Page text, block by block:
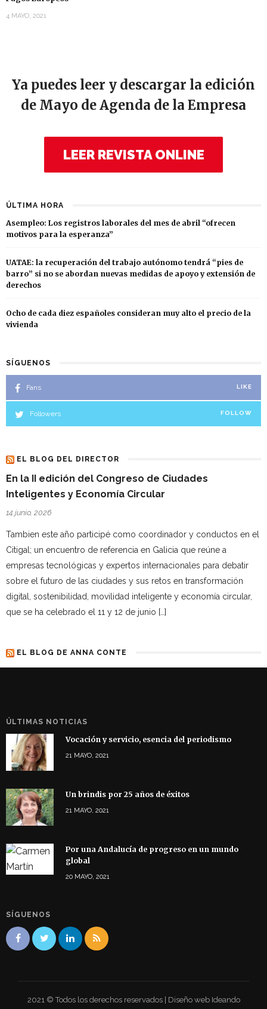
4 MAYO, 2021
Ya puedes leer y descargar la edición
de Mayo de Agenda de la Empresa
LEER REVISTA ONLINE
ÚLTIMA HORA
Asempleo: Los registros laborales del mes de abril “ofrecen
motivos para la esperanza”
UATAE: la recuperación del trabajo autónomo tendrá “pies de
barro” si no se abordan nuevas medidas de apoyo y extensión de
derechos
Ocho de cada diez españoles consideran muy alto el precio de la
vivienda
SÍGUENOS
Fans LIKE
Followers FOLLOW
EL BLOG DEL DIRECTOR
En la II edición del Congreso de Ciudades
Inteligentes y Economía Circular
14 junio, 2026
Tambien este año participé como coordinador y conductos en el
Citigal; un encuentro de referencia en Galicia que reúne a
empresas tecnológicas y expertos internacionales para debatir
sobre el futuro de las ciudades y sus retos en transformación
digital, sostenibilidad, movilidad inteligente y economía circular,
que se ha celebrado el 11 y 12 de junio […]
EL BLOG DE ANNA CONTE
ÚLTIMAS NOTICIAS
Vocación y servicio, esencia del periodismo
21 MAYO, 2021
Un brindis por 25 años de éxitos
21 MAYO, 2021
Por una Andalucía de progreso en un mundo
global
20 MAYO, 2021
SÍGUENOS
2021 © Todos los derechos reservados | Diseño web Ideando